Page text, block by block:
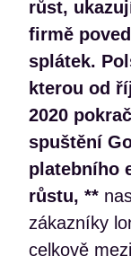
růst,
firmě
splátek.
kterou od
2020
spuštění
platebního
růstu, **
zákazníky
celkově